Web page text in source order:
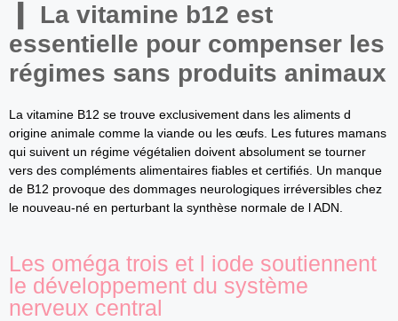
La vitamine b12 est
essentielle pour compenser les
régimes sans produits animaux
La vitamine B12 se trouve exclusivement dans les aliments d
origine animale comme la viande ou les œufs. Les futures mamans
qui suivent un régime végétalien doivent absolument se tourner
vers des compléments alimentaires fiables et certifiés. Un manque
de B12 provoque des dommages neurologiques irréversibles chez
le nouveau-né en perturbant la synthèse normale de l ADN.
Les oméga trois et l iode soutiennent
le développement du système
nerveux central